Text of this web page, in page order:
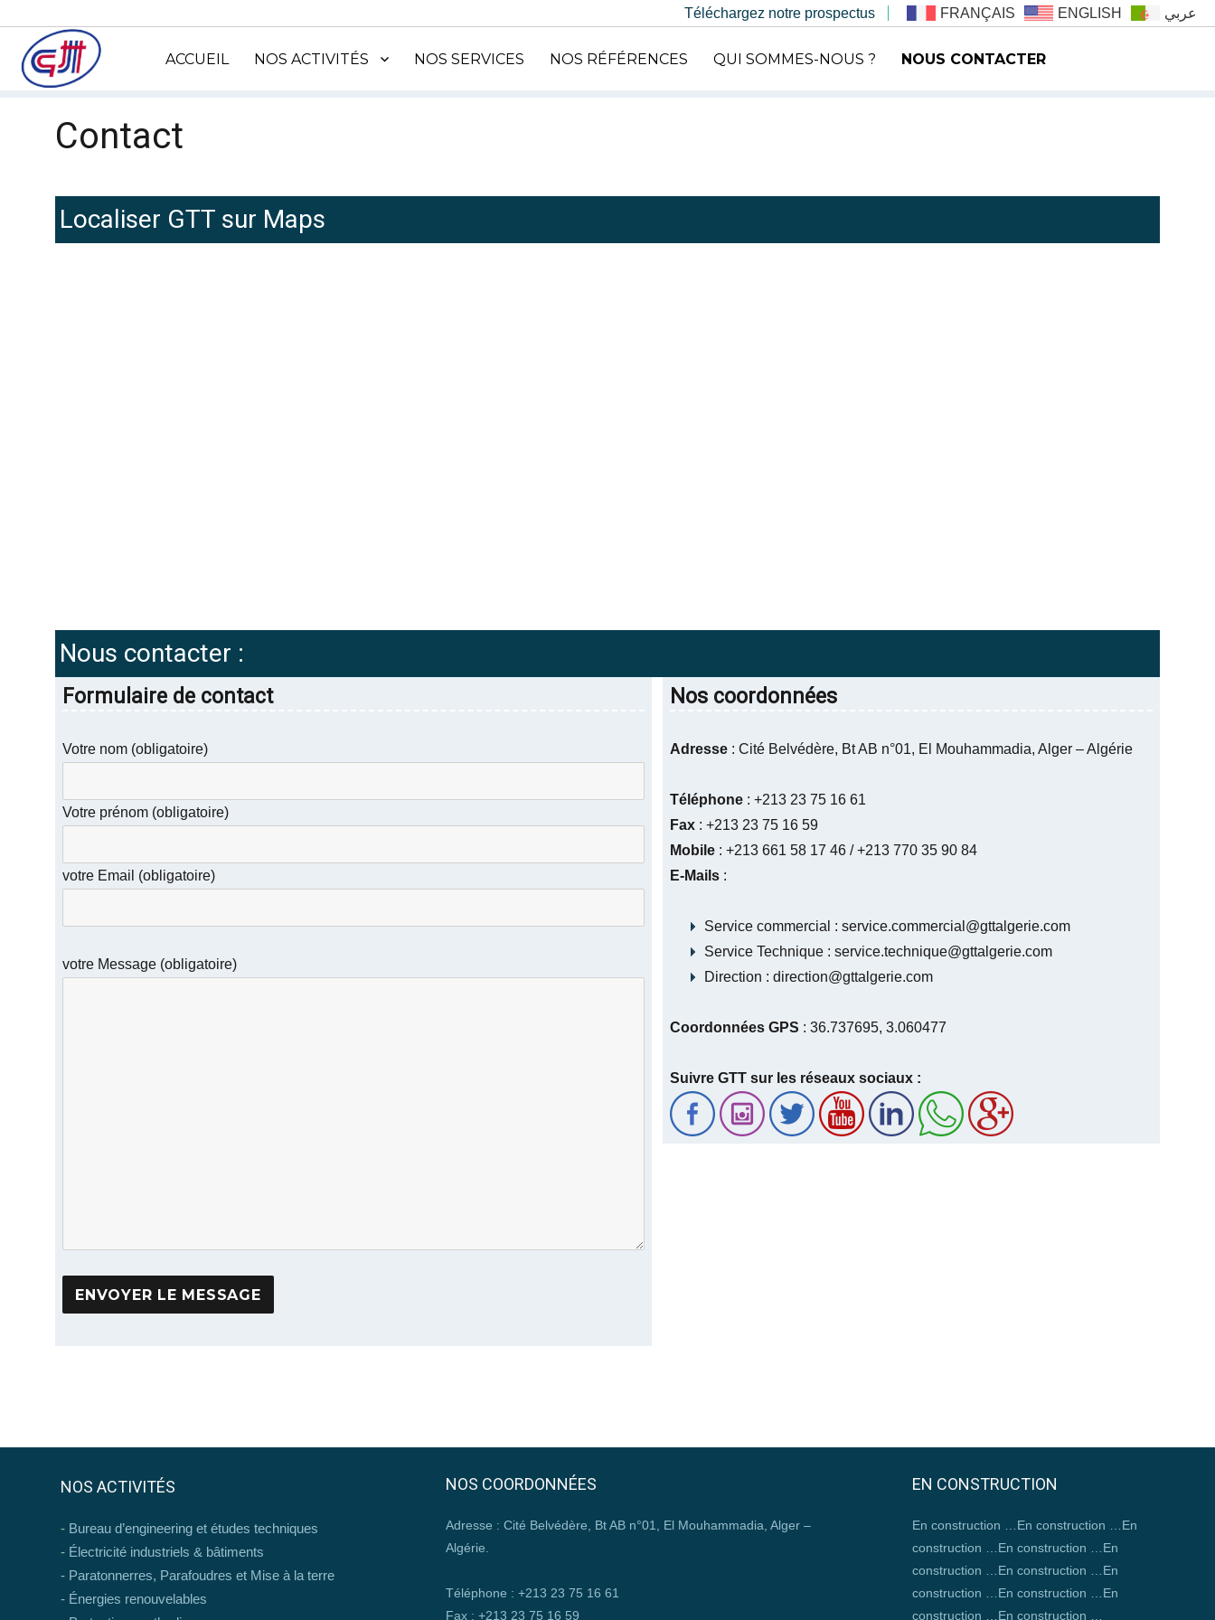
Téléchargez notre prospectus FRANÇAIS ENGLISH عربي
ACCUEIL NOS ACTIVITÉS NOS SERVICES NOS RÉFÉRENCES QUI SOMMES-NOUS ? NOUS CONTACTER
Contact
Localiser GTT sur Maps
Nous contacter :
Formulaire de contact
Votre nom (obligatoire)
Votre prénom (obligatoire)
votre Email (obligatoire)
votre Message (obligatoire)
Nos coordonnées
Adresse : Cité Belvédère, Bt AB n°01, El Mouhammadia, Alger – Algérie
Téléphone : +213 23 75 16 61
Fax : +213 23 75 16 59
Mobile : +213 661 58 17 46 / +213 770 35 90 84
E-Mails :
Service commercial : service.commercial@gttalgerie.com
Service Technique : service.technique@gttalgerie.com
Direction : direction@gttalgerie.com
Coordonnées GPS : 36.737695, 3.060477
Suivre GTT sur les réseaux sociaux :
NOS ACTIVITÉS
Bureau d’engineering et études techniques
Électricité industriels & bâtiments
Paratonnerres, Parafoudres et Mise à la terre
Énergies renouvelables
NOS COORDONNÉES
Adresse : Cité Belvédère, Bt AB n°01, El Mouhammadia, Alger –
Algérie.
Téléphone : +213 23 75 16 61
Fax : +213 23 75 16 59
EN CONSTRUCTION
En construction …En construction …En
construction …En construction …En
construction …En construction …En
construction …En construction …En
construction …En construction …